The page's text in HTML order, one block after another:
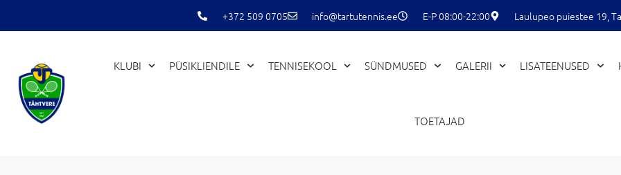
to
+372 509 0705 info@tartutennis.ee E-P 08:00-22:00 Laulupeo puiestee 19,
KLUBI PÜSIKLIENDILE TENNISEKOOL SÜNDMUSED GALERII LISATEENUSED
TOETAJAD